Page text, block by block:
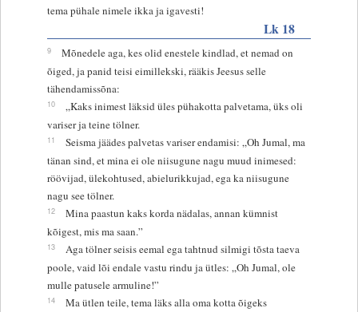
tema pühale nimele ikka ja igavesti!
Lk 18
9
Mõnedele aga, kes olid enestele kindlad, et nemad on
õiged, ja panid teisi eimillekski, rääkis Jeesus selle
tähendamissõna:
10
„Kaks inimest läksid üles pühakotta palvetama, üks oli
variser ja teine tölner.
11
Seisma jäädes palvetas variser endamisi: „Oh Jumal, ma
tänan sind, et mina ei ole niisugune nagu muud inimesed:
röövijad, ülekohtused, abielurikkujad, ega ka niisugune
nagu see tölner.
12
Mina paastun kaks korda nädalas, annan kümnist
kõigest, mis ma saan.”
13
Aga tölner seisis eemal ega tahtnud silmigi tõsta taeva
poole, vaid lõi endale vastu rindu ja ütles: „Oh Jumal, ole
mulle patusele armuline!”
14
Ma ütlen teile, tema läks alla oma kotta õigeks